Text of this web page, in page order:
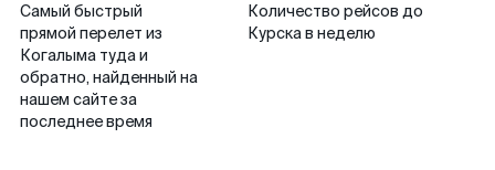
Самый быстрый
прямой перелет из
Когалыма туда и
обратно, найденный на
нашем сайте за
последнее время
Количество рейсов до
Курска в неделю